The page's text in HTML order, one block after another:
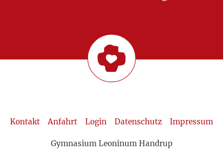
Kontakt Anfahrt Login Datenschutz Impressum
Gymnasium Leoninum Handrup